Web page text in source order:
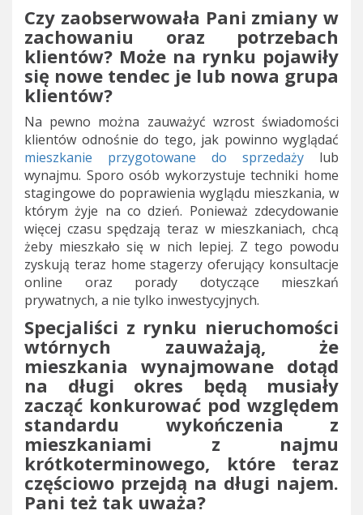
Czy zaobserwowała Pani zmiany w
zachowaniu oraz potrzebach
klientów? Może na rynku pojawiły
się nowe tendec je lub nowa grupa
klientów?
Na pewno można zauważyć wzrost świadomości
klientów odnośnie do tego, jak powinno wyglądać
mieszkanie przygotowane do sprzedaży lub
wynajmu. Sporo osób wykorzystuje techniki home
stagingowe do poprawienia wyglądu mieszkania, w
którym żyje na co dzień. Ponieważ zdecydowanie
więcej czasu spędzają teraz w mieszkaniach, chcą
żeby mieszkało się w nich lepiej. Z tego powodu
zyskują teraz home stagerzy oferujący konsultacje
online oraz porady dotyczące mieszkań
prywatnych, a nie tylko inwestycyjnych.
Specjaliści z rynku nieruchomości
wtórnych zauważają, że
mieszkania wynajmowane dotąd
na długi okres będą musiały
zacząć konkurować pod względem
standardu wykończenia z
mieszkaniami z najmu
krótkoterminowego, które teraz
częściowo przejdą na długi najem.
Pani też tak uważa?